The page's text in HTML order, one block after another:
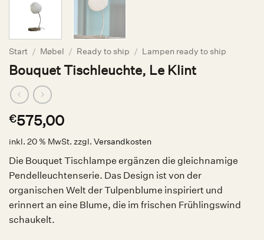
Start / Møbel / Ready to ship / Lampen ready to ship
Bouquet Tischleuchte, Le Klint
€575,00
inkl. 20 % MwSt. zzgl. Versandkosten
Die Bouquet Tischlampe ergänzen die gleichnamige
Pendelleuchtenserie. Das Design ist von der
organischen Welt der Tulpenblume inspiriert und
erinnert an eine Blume, die im frischen Frühlingswind
schaukelt.